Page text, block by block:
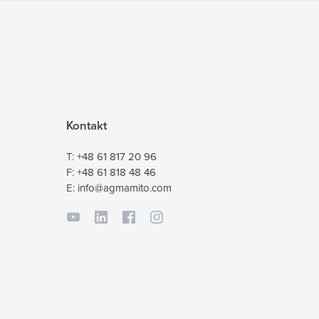
Kontakt
T:+48 61 817 20 96
F:+48 61 818 48 46
E: info@agmamito.com